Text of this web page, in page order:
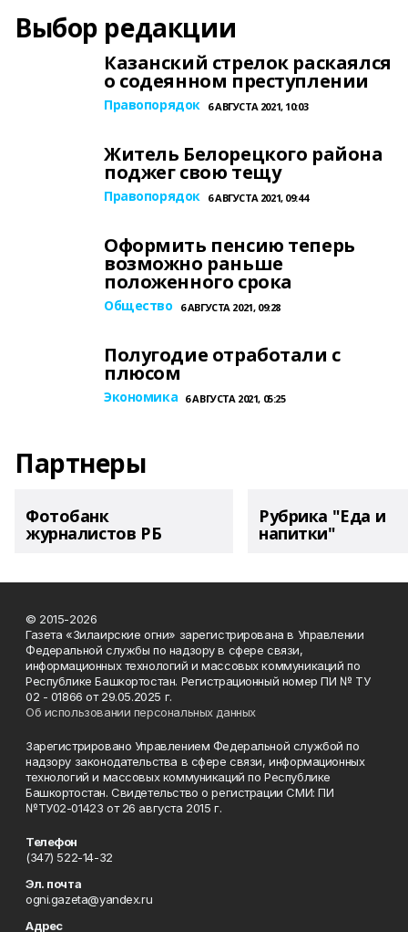
Выбор редакции
Казанский стрелок раскаялся
о содеянном преступлении
Правопорядок 6 АВГУСТА 2021, 10:03
Житель Белорецкого района
поджег свою тещу
Правопорядок 6 АВГУСТА 2021, 09:44
Оформить пенсию теперь
возможно раньше
положенного срока
Общество 6 АВГУСТА 2021, 09:28
Полугодие отработали с
плюсом
Экономика 6 АВГУСТА 2021, 05:25
Партнеры
Фотобанк
журналистов РБ
Рубрика "Еда и
напитки"
© 2015-2026
Газета «Зилаирские огни» зарегистрирована в Управлении
Федеральной службы по надзору в сфере связи,
информационных технологий и массовых коммуникаций по
Республике Башкортостан. Регистрационный номер ПИ № ТУ
02 - 01866 от 29.05.2025 г.
Об использовании персональных данных
Зарегистрировано Управлением Федеральной службой по
надзору законодательства в сфере связи, информационных
технологий и массовых коммуникаций по Республике
Башкортостан. Свидетельство о регистрации СМИ: ПИ
№ТУ02-01423 от 26 августа 2015 г.
Телефон
(347) 522-14-32
Эл. почта
ogni.gazeta@yandex.ru
Адрес